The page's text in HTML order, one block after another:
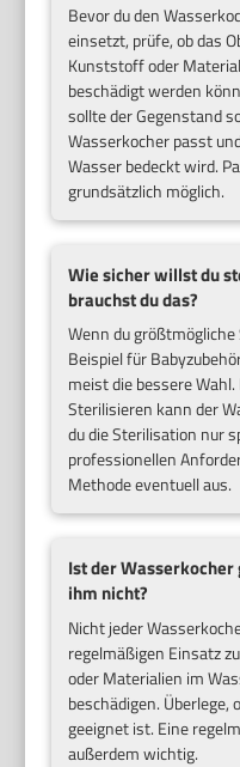
Bevor du den
einsetzt, prüfe, ob das
Kunststoff oder
beschädigt werden
sollte der Gegenstand
Wasserkocher passt
Wasser bedeckt wird.
grundsätzlich möglich.
Wie sicher willst du
brauchst du das?
Wenn du
Beispiel für
meist die bessere
Sterilisieren kann der
du die Sterilisation nur
professionellen
Methode eventuell aus.
Ist der
ihm nicht?
Nicht jeder
regelmäßigen Einsatz
oder Materialien im
beschädigen. Überlege,
geeignet ist. Eine
außerdem wichtig.